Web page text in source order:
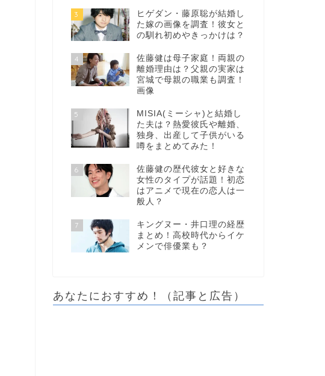
3
ヒゲダン・藤原聡が結婚し
た嫁の画像を調査！彼女と
の馴れ初めやきっかけは？
4
佐藤健は母子家庭！両親の
離婚理由は？父親の実家は
宮城で母親の職業も調査！
画像
5
MISIA(ミーシャ)と結婚し
た夫は？熱愛彼氏や離婚、
独身、出産して子供がいる
噂をまとめてみた！
6
佐藤健の歴代彼女と好きな
女性のタイプが話題！初恋
はアニメで現在の恋人は一
般人？
7
キングヌー・井口理の経歴
まとめ！高校時代からイケ
メンで俳優業も？
あなたにおすすめ！（記事と広告）